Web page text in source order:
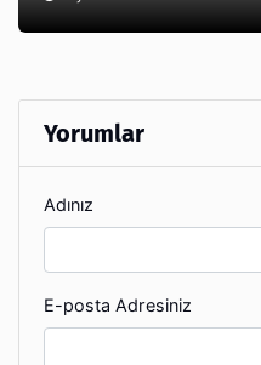
Yorumlar
Adınız
E-posta Adresiniz